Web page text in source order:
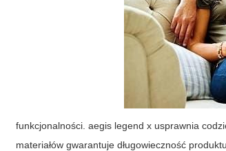
funkcjonalności.aegis legend x usprawnia
materiałów gwarantuje długowieczność